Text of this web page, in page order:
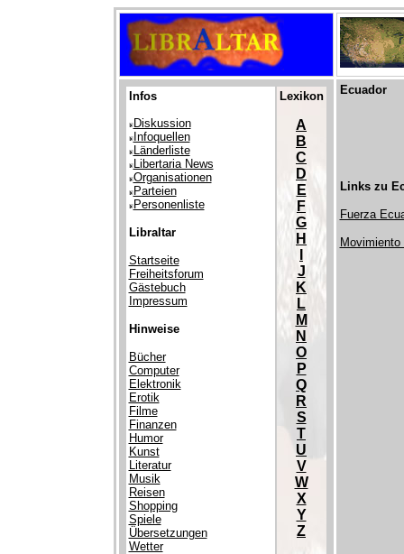
Infos
Diskussion
Infoquellen
Länderliste
Libertaria News
Organisationen
Parteien
Personenliste
Libraltar
Startseite
Freiheitsforum
Gästebuch
Impressum
Hinweise
Bücher
Computer
Elektronik
Erotik
Filme
Finanzen
Humor
Kunst
Literatur
Musik
Reisen
Shopping
Spiele
Übersetzungen
Wetter
Lexikon
A
B
C
D
E
F
G
H
J
K
L
M
N
O
P
Q
R
S
T
U
V
W
X
Y
Z
Ecuador
Links zu
Fuerza